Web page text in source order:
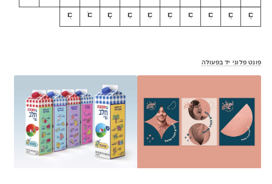
אֱ אֲ אְ אִ אֶ אֵ אַ אָ אֹ אֻ
פונט פלוני יד בפעולה